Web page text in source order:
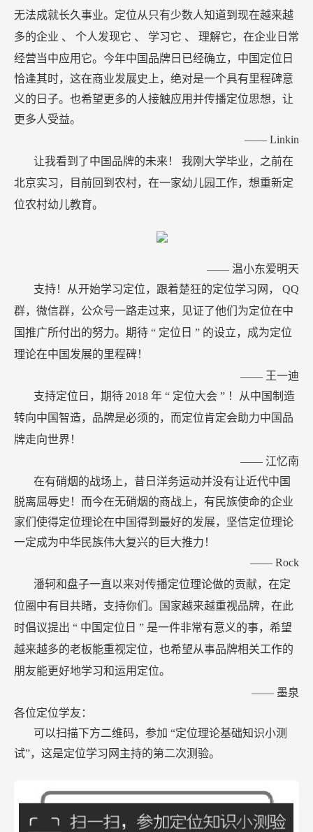
无法成就长久事业。定位从只有少数人知道到现在越来越
多的企业 、 个人发现它 、 学习它 、 理解它，在企业日常
经营当中应用它。今年中国品牌日已经确立，中国定位日
恰逢其时，这在商业发展史上，绝对是一个具有里程碑意
义的日子。也希望更多的人接触应用并传播定位思想，让
更多人受益。
—— Linkin
让我看到了中国品牌的未来！ 我刚大学毕业，之前在
北京实习，目前回到农村，在一家幼儿园工作，想重新定
位农村幼儿教育。
—— 温小东爱明天
支持！从开始学习定位，跟着楚狂的定位学习网， QQ
群，微信群，公众号一路走过来，见证了他们为定位在中
国推广所付出的努力。期待 “ 定位日 ” 的设立，成为定位
理论在中国发展的里程碑！
—— 王一迪
支持定位日，期待 2018 年 “ 定位大会 ” ！从中国制造
转向中国智造，品牌是必须的，而定位肯定会助力中国品
牌走向世界！
—— 江忆南
在有硝烟的战场上，昔日洋务运动并没有让近代中国
脱离屈辱史！而今在无硝烟的商战上，有民族使命的企业
家们使得定位理论在中国得到最好的发展，坚信定位理论
一定成为中华民族伟大复兴的巨大推力！
—— Rock
潘轲和盘子一直以来对传播定位理论做的贡献，在定
位圈中有目共睹，支持你们。国家越来越重视品牌，在此
时倡议提出 “ 中国定位日 ” 是一件非常有意义的事，希望
越来越多的老板能重视定位，也希望从事品牌相关工作的
朋友能更好地学习和运用定位。
—— 墨泉
各位定位学友：
可以扫描下方二维码，参加 “定位理论基础知识小测
试”，这是定位学习网主持的第二次测验。